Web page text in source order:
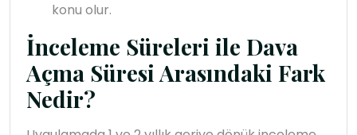
konu olur.
İnceleme Süreleri ile Dava
Açma Süresi Arasındaki Fark
Nedir?